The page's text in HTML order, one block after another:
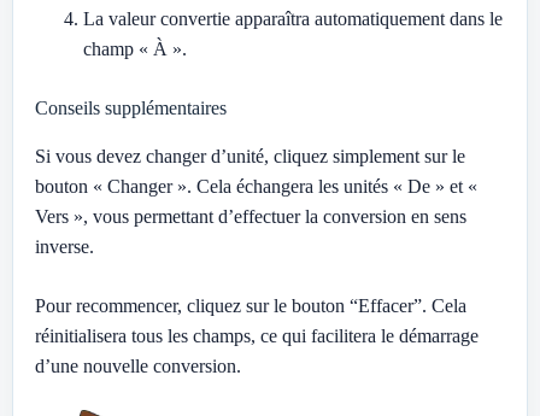
La valeur convertie apparaîtra automatiquement dans le
champ « À ».
Conseils supplémentaires
Si vous devez changer d’unité, cliquez simplement sur le
bouton « Changer ». Cela échangera les unités « De » et «
Vers », vous permettant d’effectuer la conversion en sens
inverse.
Pour recommencer, cliquez sur le bouton “Effacer”. Cela
réinitialisera tous les champs, ce qui facilitera le démarrage
d’une nouvelle conversion.